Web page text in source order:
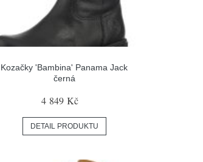
Kozačky 'Bambina' Panama Jack
černá
4 849 Kč
DETAIL PRODUKTU